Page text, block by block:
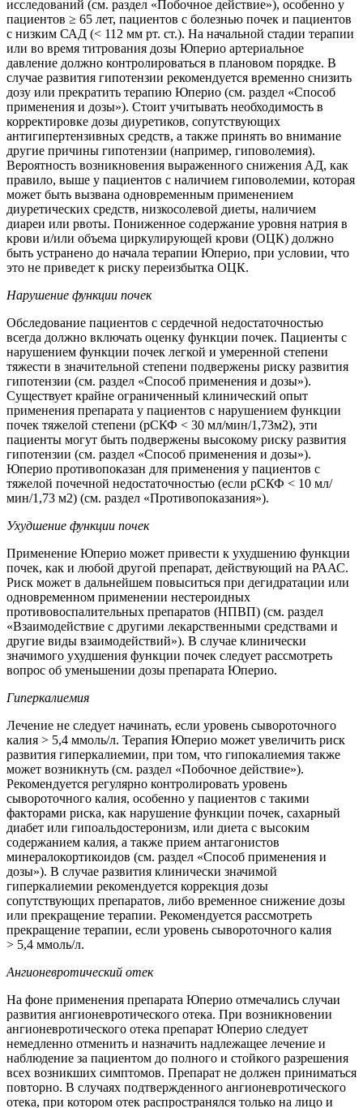
исследований (см. раздел «Побочное действие»), особенно у
пациентов ≥ 65 лет, пациентов с болезнью почек и пациентов
с низким САД (< 112 мм рт. ст.). На начальной стадии терапии
или во время титрования дозы Юперио артериальное
давление должно контролироваться в плановом порядке. В
случае развития гипотензии рекомендуется временно снизить
дозу или прекратить терапию Юперио (см. раздел «Способ
применения и дозы»). Стоит учитывать необходимость в
корректировке дозы диуретиков, сопутствующих
антигипертензивных средств, а также принять во внимание
другие причины гипотензии (например, гиповолемия).
Вероятность возникновения выраженного снижения АД, как
правило, выше у пациентов с наличием гиповолемии, которая
может быть вызвана одновременным применением
диуретических средств, низкосолевой диеты, наличием
диареи или рвоты. Пониженное содержание уровня натрия в
крови и/или объема циркулирующей крови (ОЦК) должно
быть устранено до начала терапии Юперио, при условии, что
это не приведет к риску переизбытка ОЦК.
Нарушение функции почек
Обследование пациентов с сердечной недостаточностью
всегда должно включать оценку функции почек. Пациенты с
нарушением функции почек легкой и умеренной степени
тяжести в значительной степени подвержены риску развития
гипотензии (см. раздел «Способ применения и дозы»).
Существует крайне ограниченный клинический опыт
применения препарата у пациентов с нарушением функции
почек тяжелой степени (рСКФ < 30 мл/мин/1,73м2), эти
пациенты могут быть подвержены высокому риску развития
гипотензии (см. раздел «Способ применения и дозы»).
Юперио противопоказан для применения у пациентов с
тяжелой почечной недостаточностью (если рСКФ < 10 мл/
мин/1,73 м2) (см. раздел «Противопоказания»).
Ухудшение функции почек
Применение Юперио может привести к ухудшению функции
почек, как и любой другой препарат, действующий на РААС.
Риск может в дальнейшем повыситься при дегидратации или
одновременном применении нестероидных
противовоспалительных препаратов (НПВП) (см. раздел
«Взаимодействие с другими лекарственными средствами и
другие виды взаимодействий»). В случае клинически
значимого ухудшения функции почек следует рассмотреть
вопрос об уменьшении дозы препарата Юперио.
Гиперкалиемия
Лечение не следует начинать, если уровень сывороточного
калия > 5,4 ммоль/л. Терапия Юперио может увеличить риск
развития гиперкалиемии, при том, что гипокалиемия также
может возникнуть (см. раздел «Побочное действие»).
Рекомендуется регулярно контролировать уровень
сывороточного калия, особенно у пациентов с такими
факторами риска, как нарушение функции почек, сахарный
диабет или гипоальдостеронизм, или диета с высоким
содержанием калия, а также прием антагонистов
минералокортикоидов (см. раздел «Способ применения и
дозы»). В случае развития клинически значимой
гиперкалиемии рекомендуется коррекция дозы
сопутствующих препаратов, либо временное снижение дозы
или прекращение терапии. Рекомендуется рассмотреть
прекращение терапии, если уровень сывороточного калия
> 5,4 ммоль/л.
Ангионевротический отек
На фоне применения препарата Юперио отмечались случаи
развития ангионевротического отека. При возникновении
ангионевротического отека препарат Юперио следует
немедленно отменить и назначить надлежащее лечение и
наблюдение за пациентом до полного и стойкого разрешения
всех возникших симптомов. Препарат не должен приниматься
повторно. В случаях подтвержденного ангионевротического
отека, при котором отек распространялся только на лицо и